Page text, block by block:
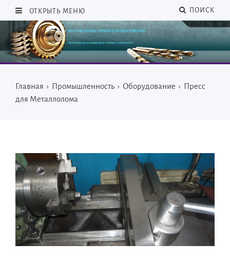
ОТКРЫТЬ МЕНЮ ПОИСК
Главная › Промышленность › Оборудование › Пресс
для Металлолома